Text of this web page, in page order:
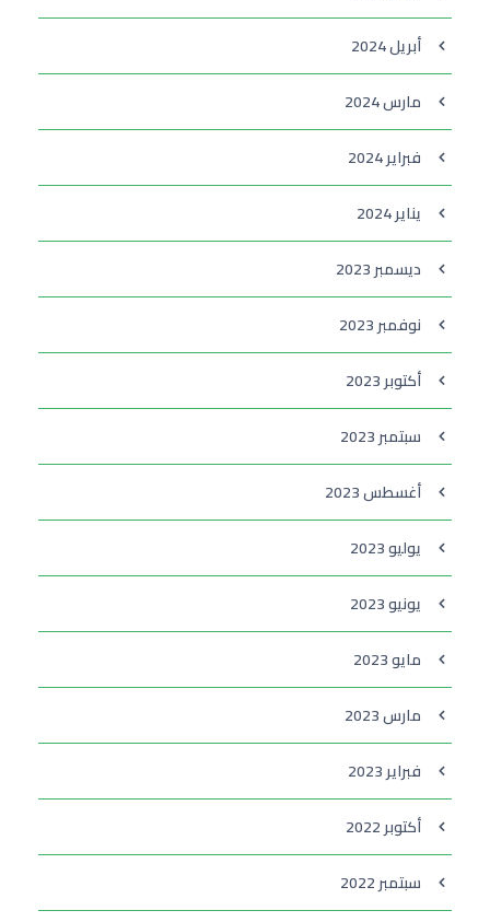
أبريل 2024
مارس 2024
فبراير 2024
يناير 2024
ديسمبر 2023
نوفمبر 2023
أكتوبر 2023
سبتمبر 2023
أغسطس 2023
يوليو 2023
يونيو 2023
مايو 2023
مارس 2023
فبراير 2023
أكتوبر 2022
سبتمبر 2022